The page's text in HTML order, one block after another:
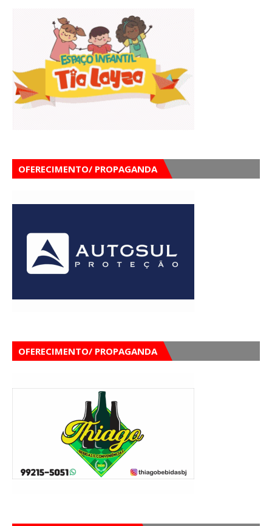
OFERECIMENTO/ PROPAGANDA
OFERECIMENTO/ PROPAGANDA